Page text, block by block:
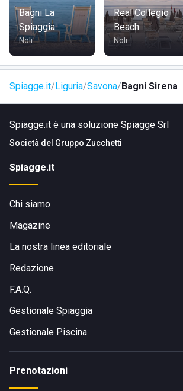
Bagni La
Spiaggia
Noli
Real Collegio
Beach
Noli
Spiagge.it Liguria Savona Bagni Sirena
Spiagge.it è una soluzione Spiagge Srl
Società del Gruppo Zucchetti
Spiagge.it
Chi siamo
Magazine
La nostra linea editoriale
Redazione
F.A.Q.
Gestionale Spiaggia
Gestionale Piscina
Prenotazioni